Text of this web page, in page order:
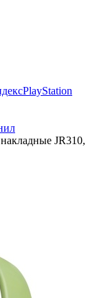
PlayStation
JR310,